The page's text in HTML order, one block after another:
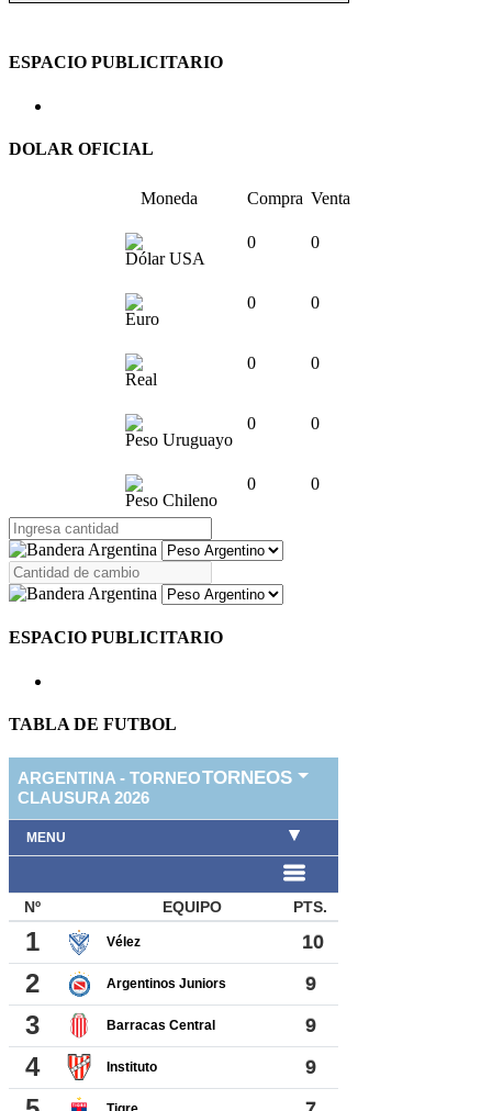
ESPACIO PUBLICITARIO
DOLAR OFICIAL
Moneda Compra Venta
Dólar USA
0 0
Euro
0 0
Real
0 0
Peso Uruguayo
0 0
Peso Chileno
0 0
ESPACIO PUBLICITARIO
TABLA DE FUTBOL